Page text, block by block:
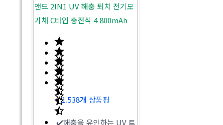
앤드 2IN1 UV 해충 퇴치 전기모
기채 C타입 충전식 4 800mAh
1.538개 상품평
✔️해충을 유인하는 UV 트